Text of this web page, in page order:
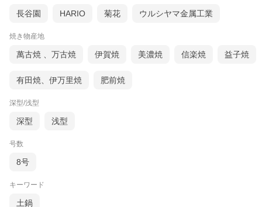
長谷園 HARIO 菊花 ウルシヤマ金属工業
焼き物産地
萬古焼 、万古焼 伊賀焼 美濃焼 信楽焼 益子焼
有田焼、伊万里焼 肥前焼
深型/浅型
深型 浅型
号数
8号
キーワード
土鍋